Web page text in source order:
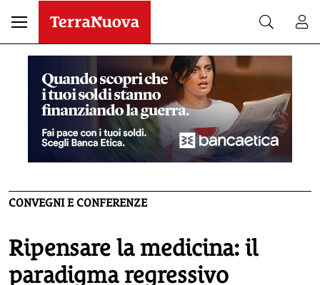
CONVEGNI E CONFERENZE
Ripensare la medicina: il
paradigma regressivo